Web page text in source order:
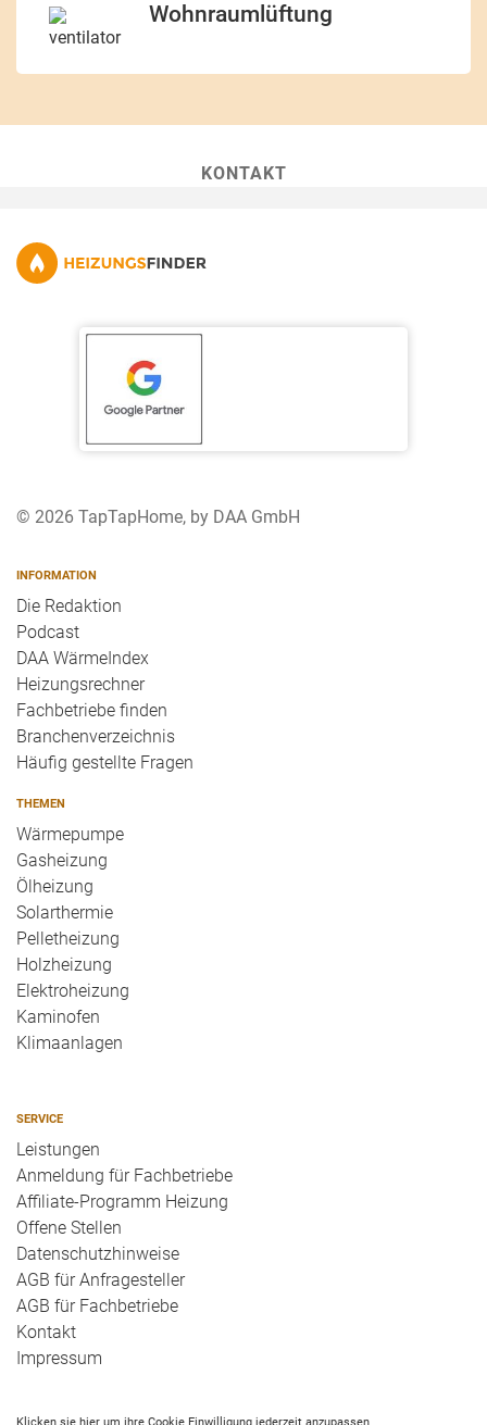
Wohnraumlüftung
KONTAKT
© 2026 TapTapHome, by DAA GmbH
INFORMATION
Die Redaktion
Podcast
DAA WärmeIndex
Heizungsrechner
Fachbetriebe finden
Branchenverzeichnis
Häufig gestellte Fragen
THEMEN
Wärmepumpe
Gasheizung
Ölheizung
Solarthermie
Pelletheizung
Holzheizung
Elektroheizung
Kaminofen
Klimaanlagen
SERVICE
Leistungen
Anmeldung für Fachbetriebe
Affiliate-Programm Heizung
Offene Stellen
Datenschutzhinweise
AGB für Anfragesteller
AGB für Fachbetriebe
Kontakt
Impressum